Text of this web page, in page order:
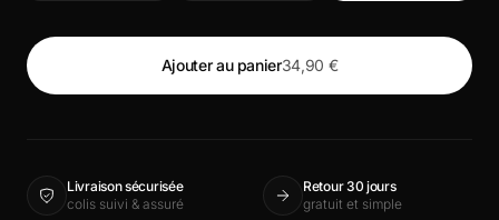
Ajouter au panier34,90 €
Livraison sécurisée
colis suivi & assuré
Retour 30 jours
gratuit et simple